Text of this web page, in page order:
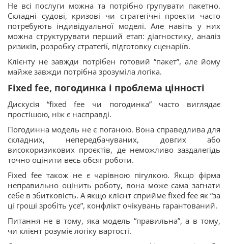
Не всі послуги можна та потрібно групувати пакетно.
Складні судові, кризові чи стратегічні проєкти часто
потребують індивідуальної моделі. Але навіть у них
можна структурувати перший етап: діагностику, аналіз
ризиків, розробку стратегії, підготовку сценаріїв.
Клієнту не завжди потрібен готовий “пакет”, але йому
майже завжди потрібна зрозуміла логіка.
Fixed fee, погодинка і проблема цінності
Дискусія “fixed fee чи погодинка” часто виглядає
простішою, ніж є насправді.
Погодинна модель не є поганою. Вона справедлива для
складних, непередбачуваних, довгих або
високоризикових проєктів, де неможливо заздалегідь
точно оцінити весь обсяг роботи.
Fixed fee також не є чарівною пігулкою. Якщо фірма
неправильно оцінить роботу, вона може сама загнати
себе в збитковість. А якщо клієнт сприйме fixed fee як “за
ці гроші зробіть усе”, конфлікт очікувань гарантований.
Питання не в тому, яка модель “правильна”, а в тому,
чи клієнт розуміє логіку вартості.